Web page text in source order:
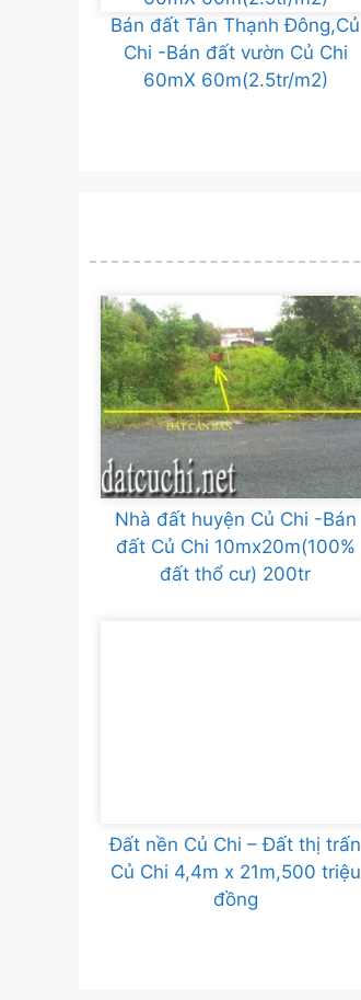
Bán đất Tân Thạnh Đông,Củ
Chi -Bán đất vườn Củ Chi
60mX 60m(2.5tr/m2)
Nhà đất huyện Củ Chi -Bán
đất Củ Chi 10mx20m(100%
đất thổ cư) 200tr
Đất nền Củ Chi – Đất thị trấn
Củ Chi 4,4m x 21m,500 triệu
đồng